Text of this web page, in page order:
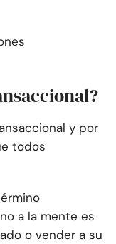
y por
todos
a la mente es
o vender a su